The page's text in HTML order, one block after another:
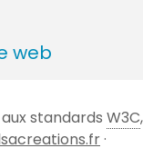
web
standards W3C,
·